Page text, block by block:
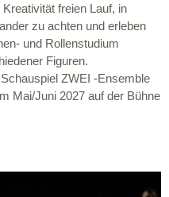
freien Lauf, in
zu achten und erleben
und Rollenstudium
Figuren.
ZWEI -Ensemble
Mai/Juni 2027 auf der Bühne